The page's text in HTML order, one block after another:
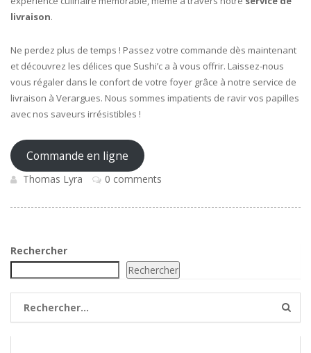
livraison.
Ne perdez plus de temps ! Passez votre commande dès maintenant
et découvrez les délices que Sushi’c a à vous offrir. Laissez-nous
vous régaler dans le confort de votre foyer grâce à notre service de
livraison à Verargues. Nous sommes impatients de ravir vos papilles
avec nos saveurs irrésistibles !
Commande en ligne
Thomas Lyra 0 comments
Rechercher
Rechercher